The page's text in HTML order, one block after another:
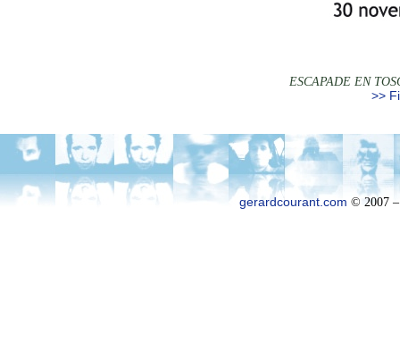
ESCAPADE EN
>>
gerardcourant.com © 2007